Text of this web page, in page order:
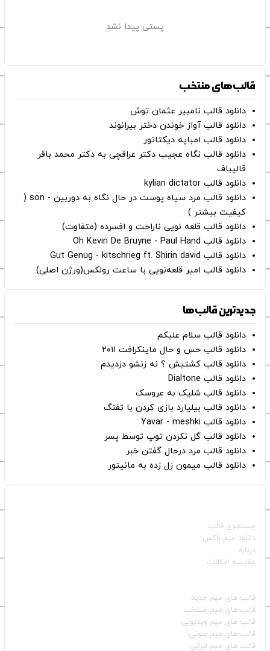
پستی پیدا نشد
قالب‌های منتخب
دانلود قالب نامبیر عثمان ‌توش
دانلود قالب آواز خوندن دختر بیرانوند
دانلود قالب امباپه دیکتاتور
دانلود قالب نگاه عجیب دکتر عراقچی به دکتر محمد باقر
قالیباف
دانلود قالب kylian dictator
دانلود قالب مرد سیاه پوست در حال نگاه به دوربین - son (
کیفیت بیشتر )
دانلود قالب قلعه نویی ناراحت و افسرده (متفاوت)
دانلود قالب Oh Kevin De Bruyne - Paul Hand
دانلود قالب Gut Genug - kitschrieg ft. Shirin david
دانلود قالب امیر قلعه‌نویی با ساعت رولکس(ورژن اصلی)
جدیدترین قالب‌ها
دانلود قالب سلام علیکم
دانلود قالب حس و حال ماینکرافت ۲۰۱۱
دانلود قالب کشتیش ؟ نه زنشو دزدیدم
دانلود قالب Dialtone
دانلود قالب شلیک به عروسک
دانلود قالب بیلیارد بازی کردن با تفنگ
دانلود قالب Yavar - meshki
دانلود قالب گل نکردن توپ توسط پسر
دانلود قالب مرد درحال گفتن خبر
دانلود قالب میمون زل زده به مانیتور
جستجوی قالب
دانلود میم باکس
درباره
مقایسه امکانات
قالب‌ های میم جدید
قالب‌ های میم منتخب
قالب‌ های میم ویدیویی
قالب‌ های میم صوتی
قالب‌ های میم ایرانی